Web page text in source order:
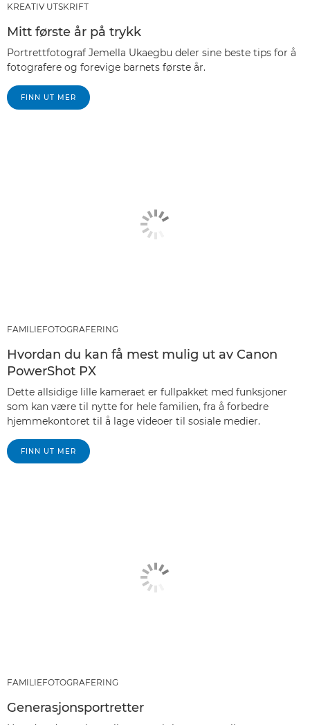
KREATIV UTSKRIFT
Mitt første år på trykk
Portrettfotograf Jemella Ukaegbu deler sine beste tips for å
fotografere og forevige barnets første år.
FINN UT MER
FAMILIEFOTOGRAFERING
Hvordan du kan få mest mulig ut av Canon
PowerShot PX
Dette allsidige lille kameraet er fullpakket med funksjoner
som kan være til nytte for hele familien, fra å forbedre
hjemmekontoret til å lage videoer til sosiale medier.
FINN UT MER
FAMILIEFOTOGRAFERING
Generasjonsportretter